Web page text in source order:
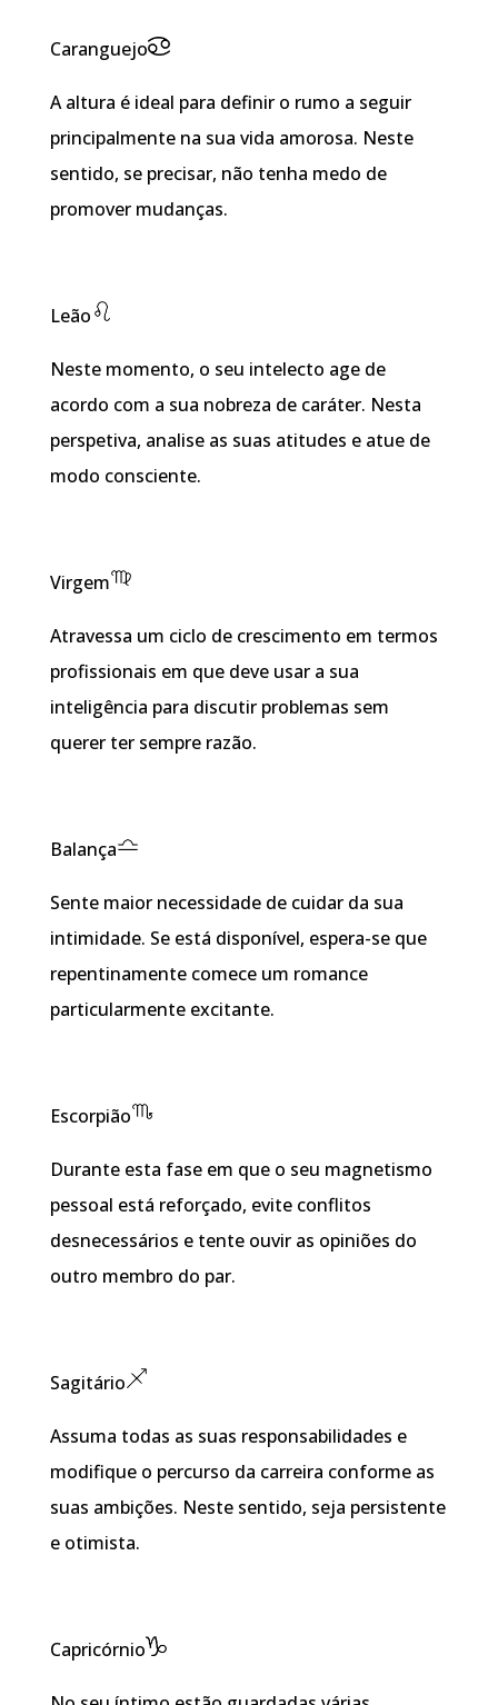
Caranguejo
A altura é ideal para definir o rumo a seguir
principalmente na sua vida amorosa. Neste
sentido, se precisar, não tenha medo de
promover mudanças.
Leão
Neste momento, o seu intelecto age de
acordo com a sua nobreza de caráter. Nesta
perspetiva, analise as suas atitudes e atue de
modo consciente.
Virgem
Atravessa um ciclo de crescimento em termos
profissionais em que deve usar a sua
inteligência para discutir problemas sem
querer ter sempre razão.
Balança
Sente maior necessidade de cuidar da sua
intimidade. Se está disponível, espera-se que
repentinamente comece um romance
particularmente excitante.
Escorpião
Durante esta fase em que o seu magnetismo
pessoal está reforçado, evite conflitos
desnecessários e tente ouvir as opiniões do
outro membro do par.
Sagitário
Assuma todas as suas responsabilidades e
modifique o percurso da carreira conforme as
suas ambições. Neste sentido, seja persistente
e otimista.
Capricórnio